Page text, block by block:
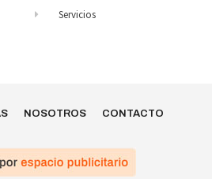
Servicios
NOSOTROS CONTACTO